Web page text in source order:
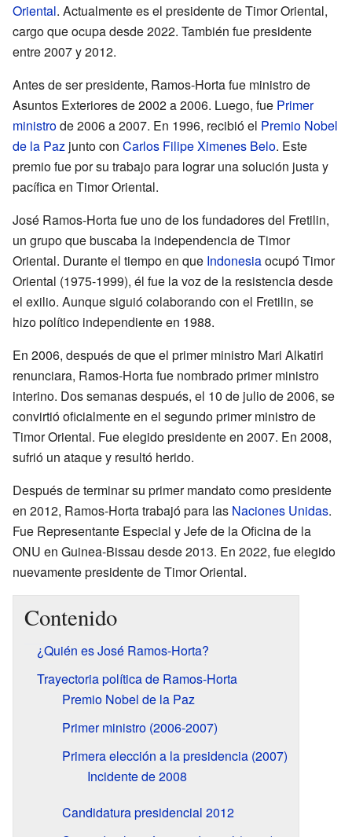
Oriental. Actualmente es el presidente de Timor Oriental,
cargo que ocupa desde 2022. También fue presidente
entre 2007 y 2012.
Antes de ser presidente, Ramos-Horta fue ministro de
Asuntos Exteriores de 2002 a 2006. Luego, fue Primer
ministrode 2006 a 2007. En 1996, recibió el Premio Nobel
de la Paz junto con Carlos Filipe Ximenes Belo. Este
premio fue por su trabajo para lograr una solución justa y
pacífica en Timor Oriental.
José Ramos-Horta fue uno de los fundadores del Fretilin,
un grupo que buscaba la independencia de Timor
Oriental. Durante el tiempo en que Indonesiaocupó Timor
Oriental (1975-1999), él fue la voz de la resistencia desde
el exilio. Aunque siguió colaborando con el Fretilin, se
hizo político independiente en 1988.
En 2006, después de que el primer ministro Mari Alkatiri
renunciara, Ramos-Horta fue nombrado primer ministro
interino. Dos semanas después, el 10 de julio de 2006, se
convirtió oficialmente en el segundo primer ministro de
Timor Oriental. Fue elegido presidente en 2007. En 2008,
sufrió un ataque y resultó herido.
Después de terminar su primer mandato como presidente
en 2012, Ramos-Horta trabajó para las Naciones Unidas.
Fue Representante Especial y Jefe de la Oficina de la
ONU en Guinea-Bissau desde 2013. En 2022, fue elegido
nuevamente presidente de Timor Oriental.
Contenido
¿Quién es José Ramos-Horta?
Trayectoria política de Ramos-Horta
Premio Nobel de la Paz
Primer ministro (2006-2007)
Primera elección a la presidencia (2007)
Incidente de 2008
Candidatura presidencial 2012